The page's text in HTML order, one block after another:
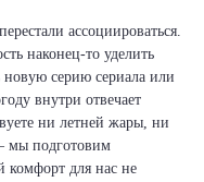
ассоциироваться.
наконец-то уделить
новую серию сериала или
внутри отвечает
ни летней жары, ни
мы подготовим
комфорт для нас не